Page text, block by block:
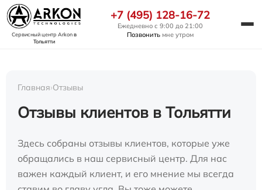
Сервисный центр Arkonв
Тольятти
+7 (495) 128-16-72
Ежедневно с 9:00 до 21:00
Позвонить мне утром
Главная›Отзывы
Отзывы клиентов в Тольятти
Здесь собраны отзывы клиентов, которые уже
обращались в наш сервисный центр. Для нас
важен каждый клиент, и его мнение мы всегда